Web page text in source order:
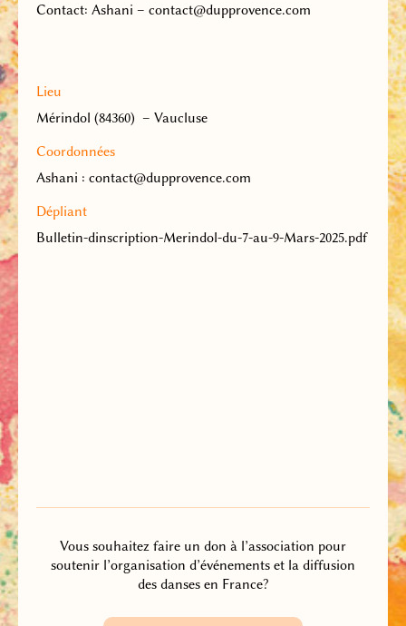
Contact: Ashani – contact@dupprovence.com
Lieu
Mérindol (84360) – Vaucluse
Coordonnées
Ashani : contact@dupprovence.com
Dépliant
Bulletin-dinscription-Merindol-du-7-au-9-Mars-2025.pdf
Vous souhaitez faire un don à l’association pour
soutenir l’organisation d’événements et la diffusion
des danses en France?